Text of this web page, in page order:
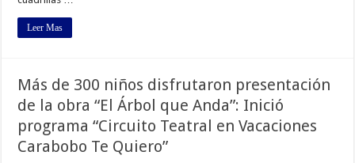
Leer Mas
Más de 300 niños disfrutaron presentación
de la obra “El Árbol que Anda”: Inició
programa “Circuito Teatral en Vacaciones
Carabobo Te Quiero”